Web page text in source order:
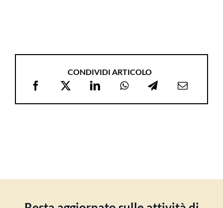
CONDIVIDI ARTICOLO